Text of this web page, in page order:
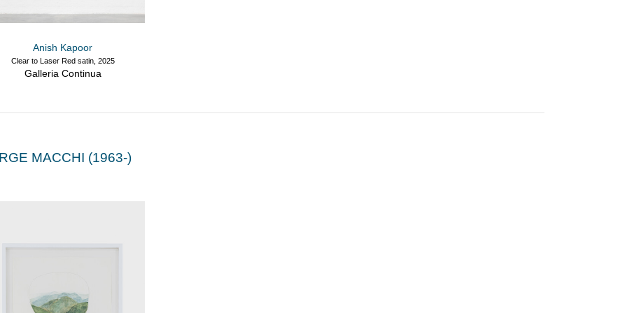
Anish Kapoor
Clear to Laser Red satin, 2025
Galleria Continua
MACCHI (1963-)